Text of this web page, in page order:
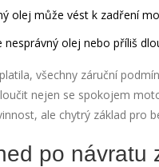
olej může vést k zadření
nesprávný olej nebo příliš
všechny záruční
nejen se spokojem
ale chytrý základ pro
po návratu